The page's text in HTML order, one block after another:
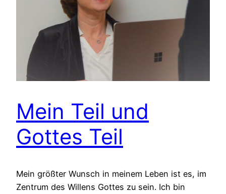
Mein Teil und
Gottes Teil
Mein größter Wunsch in meinem Leben ist es, im
Zentrum des Willens Gottes zu sein. Ich bin